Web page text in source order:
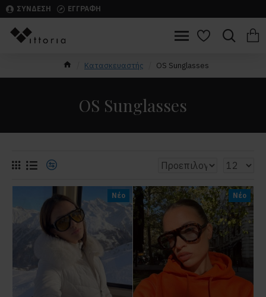
ΣΥΝΔΕΣΗ ΕΓΓΡΑΦΗ
Κατασκευαστής OS Sunglasses
OS Sunglasses
Νέο Νέο